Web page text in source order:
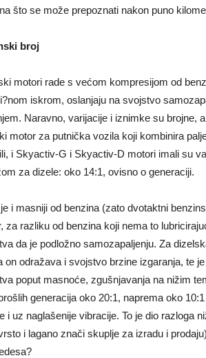
što se može prepoznati nakon puno
broj
motori rade s većom kompresijom od
iskrom, oslanjaju na svojstvo
Naravno, varijacije i iznimke su brojne,
motor za putnička vozila koji kombinira
i Skyactiv-G i Skyactiv-D motori imali su
za dizele: oko 14:1, ovisno o generaciji.
i masniji od benzina (zato dvotaktni
za razliku od benzina koji nema to
da je podložno samozapaljenju. Za
on odražava i svojstvo brzine izgaranja, te
poput masnoće, zgušnjavanja na nižim
generacija oko 20:1, naprema oko
i uz naglašenije vibracije. To je dio razloga
i lagano znači skuplje za izradu i